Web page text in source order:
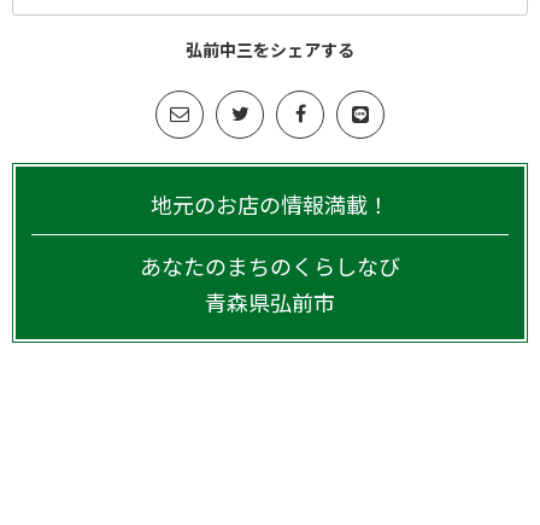
弘前中三をシェアする
地元のお店の情報満載！
あなたのまちのくらしなび
青森県弘前市